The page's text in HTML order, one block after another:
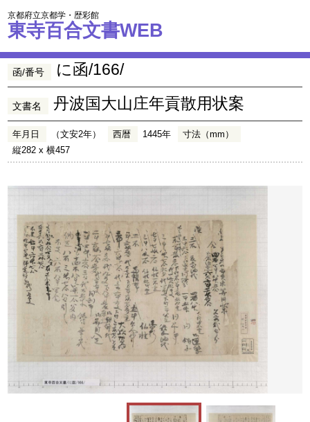
京都府立京都学・歴彩館
東寺百合文書WEB
函/番号 に函/166/
文書名 丹波国大山庄年貢散用状案
年月日 （文安2年） 西暦 1445年
寸法（mm）
縦282 x 横457